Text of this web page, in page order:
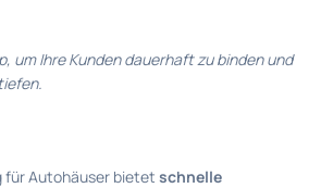
um Ihre Kunden dauerhaft zu binden und
für Autohäuser bietet schnelle